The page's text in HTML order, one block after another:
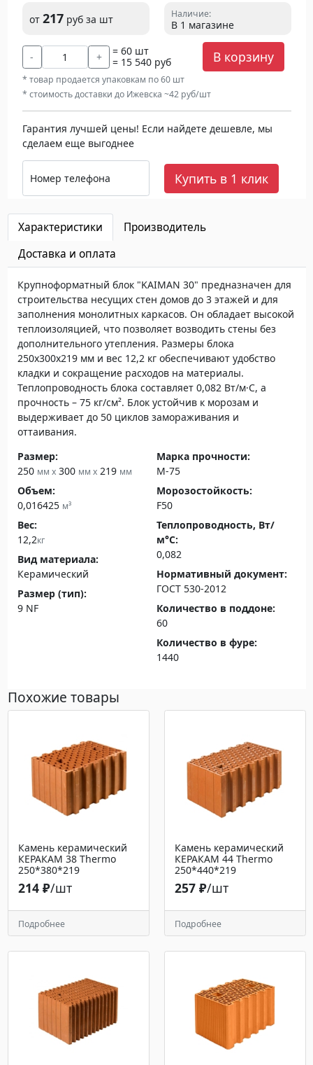
от 217 руб за шт Наличие:
В 1 магазине
- +
= 60 шт
= 15 540 руб
В корзину
* товар продается упаковкам по 60 шт
* стоимость доставки до Ижевска ~42 руб/шт
Гарантия лучшей цены! Если найдете дешевле, мы
сделаем еще выгоднее
Номер телефона Купить в 1 клик
Характеристики
Производитель
Доставка и оплата
Крупноформатный блок "KAIMAN 30" предназначен для
строительства несущих стен домов до 3 этажей и для
заполнения монолитных каркасов. Он обладает высокой
теплоизоляцией, что позволяет возводить стены без
дополнительного утепления. Размеры блока
250x300x219 мм и вес 12,2 кг обеспечивают удобство
кладки и сокращение расходов на материалы.
Теплопроводность блока составляет 0,082 Вт/м·С, а
прочность – 75 кг/см². Блок устойчив к морозам и
выдерживает до 50 циклов замораживания и
оттаивания.
Размер:
250 мм x300 мм x219 мм
Объем:
0,016425 м³
Вес:
12,2кг
Вид материала:
Керамический
Размер (тип):
9 NF
Марка прочности:
М-75
Морозостойкость:
F50
Теплопроводность, Вт/
м°С:
0,082
Нормативный документ:
ГОСТ 530-2012
Количество в поддоне:
60
Количество в фуре:
1440
Похожие товары
Камень керамический
КЕРАКАМ 38 Тhermo
250*380*219
214 ₽/шт
Подробнее
Камень керамический
КЕРАКАМ 44 Thermo
250*440*219
257 ₽/шт
Подробнее